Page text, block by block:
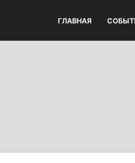
ГЛАВНАЯ